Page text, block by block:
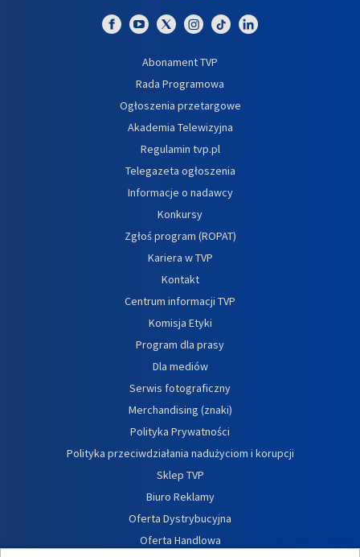
Abonament TVP
Rada Programowa
Ogłoszenia przetargowe
Akademia Telewizyjna
Regulamin tvp.pl
Telegazeta ogłoszenia
Informacje o nadawcy
Konkursy
Zgłoś program (ROPAT)
Kariera w TVP
Kontakt
Centrum informacji TVP
Komisja Etyki
Program dla prasy
Dla mediów
Serwis fotograficzny
Merchandising (znaki)
Polityka Prywatności
Polityka przeciwdziałania nadużyciom i korupcji
Sklep TVP
Biuro Reklamy
Oferta Dystrybucyjna
Oferta Handlowa